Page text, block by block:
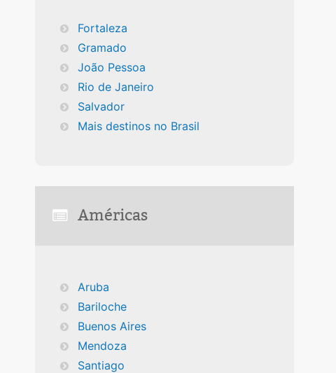
Fortaleza
Gramado
João Pessoa
Rio de Janeiro
Salvador
Mais destinos no Brasil
Américas
Aruba
Bariloche
Buenos Aires
Mendoza
Santiago